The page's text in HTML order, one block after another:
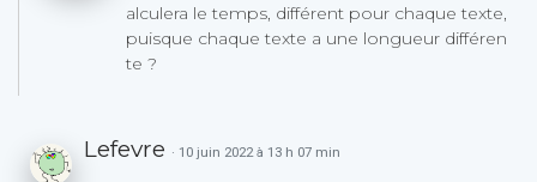
alculera le temps, différent pour chaque texte,
puisque chaque texte a une longueur différen
te ?
Lefevre · 10 juin 2022 à 13 h 07 min